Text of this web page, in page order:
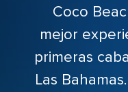
Coco
mejor
primeras
Las